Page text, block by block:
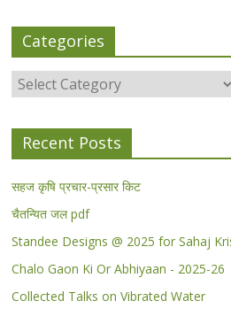
Categories
Categories
Recent Posts
सहज कृषि प्रचार-प्रसार किट
चैतन्यित जल pdf
Standee Designs @ 2025 for Sahaj
Chalo Gaon Ki Or Abhiyaan - 2025-26
Collected Talks on Vibrated Water